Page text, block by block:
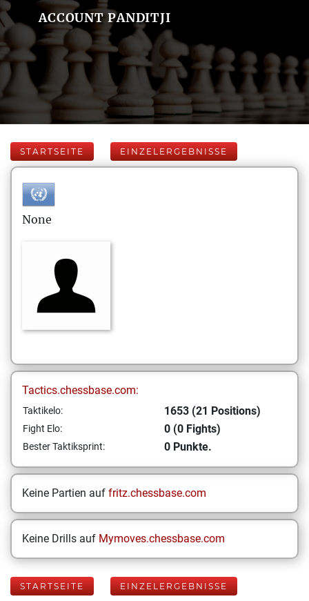
ACCOUNT PANDITJI
STARTSEITE EINZELERGEBNISSE
None
Tactics.chessbase.com:
Taktikelo: 1653 (21 Positions)
Fight Elo: 0 (0 Fights)
Bester Taktiksprint: 0 Punkte.
Keine Partien auf fritz.chessbase.com
Keine Drills auf Mymoves.chessbase.com
STARTSEITE EINZELERGEBNISSE